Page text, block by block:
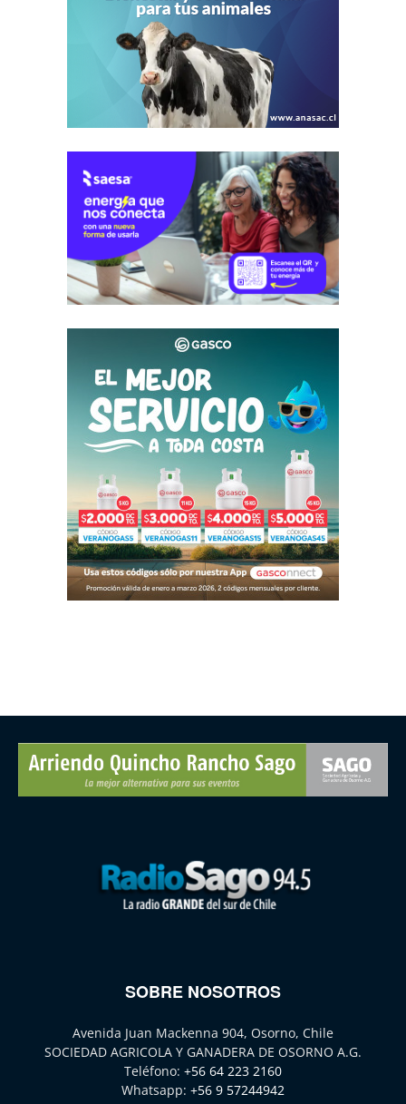
SOBRE NOSOTROS
Avenida Juan Mackenna 904, Osorno, Chile
SOCIEDAD AGRICOLA Y GANADERA DE OSORNO A.G.
Teléfono: +56 64 223 2160
Whatsapp: +56 9 57244942